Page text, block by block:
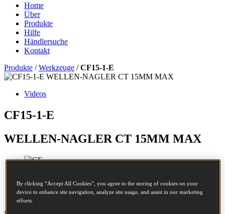
Home
Über
Produkte
Hilfe
Händlersuche
Kontakt
Produkte /Werkzeuge /CF15-1-E
Videos
CF15-1-E
WELLEN-NAGLER CT 15MM MAX
Länge:10 - 15mm
By clicking “Accept All Cookies”, you agree to the storing of cookies on your
device to enhance site navigation, analyze site usage, and assist in our marketing
efforts.